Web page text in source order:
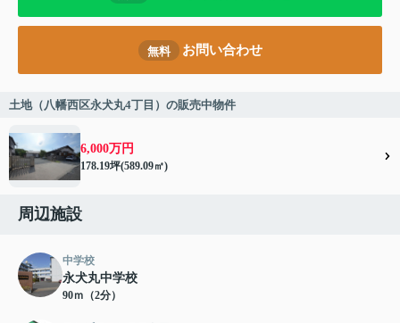
無料 お問い合わせ
土地（八幡西区永犬丸4丁目）の販売中物件
6,000万円
178.19坪(589.09㎡)
周辺施設
中学校
永犬丸中学校
90ｍ（2分）